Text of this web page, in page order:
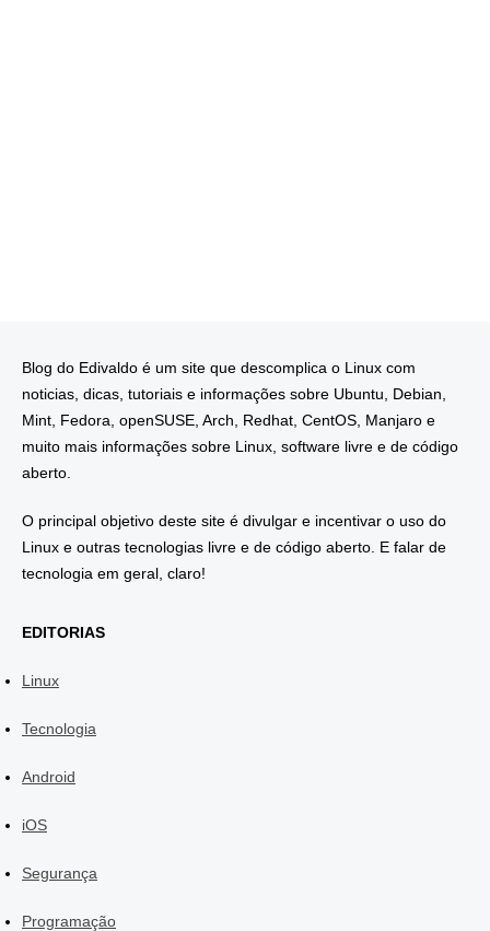
Blog do Edivaldo é um site que descomplica o Linux com
noticias, dicas, tutoriais e informações sobre Ubuntu, Debian,
Mint, Fedora, openSUSE, Arch, Redhat, CentOS, Manjaro e
muito mais informações sobre Linux, software livre e de código
aberto.
O principal objetivo deste site é divulgar e incentivar o uso do
Linux e outras tecnologias livre e de código aberto. E falar de
tecnologia em geral, claro!
EDITORIAS
Linux
Tecnologia
Android
iOS
Segurança
Programação